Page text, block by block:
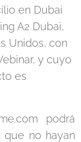
en Dubai
A2 Dubai,
Unidos, con
y cuyo
es
podrá
que no hayan